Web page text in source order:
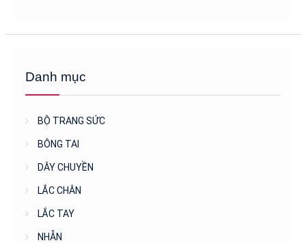
Danh mục
BỘ TRANG SỨC
BÔNG TAI
DÂY CHUYỀN
LẮC CHÂN
LẮC TAY
NHẪN